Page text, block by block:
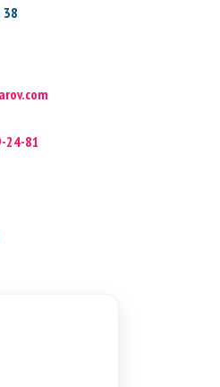
38
24-81